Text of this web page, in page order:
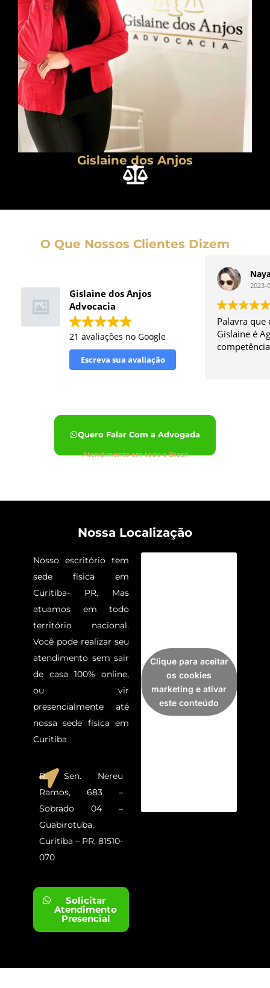
Gislaine dos Anjos
O Que Nossos Clientes Dizem
Gislaine dos Anjos
Advocacia
21 avaliações no Google
Escreva sua avaliação
2023-
Palavra que
Gislaine é
Quero Falar Com a Advogada
Atendimento em todo o Brasil
Nossa Localização
Nosso escritório tem
sede física em
Curitiba- PR. Mas
atuamos em todo
território nacional.
Você pode realizar seu
atendimento sem sair
de casa 100% online,
ou vir
presencialmente até
nossa sede física em
Curitiba
R. Sen. Nereu
Ramos, 683 –
Sobrado 04 –
Guabirotuba,
Curitiba – PR, 81510-
070
Solicitar
Atendimento
Presencial
Clique para aceitar
os cookies
marketing e ativar
este conteúdo